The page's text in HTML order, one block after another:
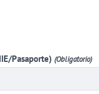
Pasaporte) (Obligatorio)